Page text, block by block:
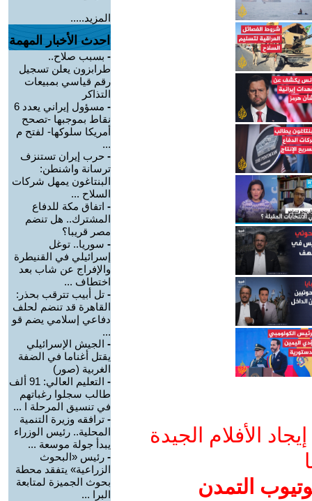
الأفلام الجيدة
التمدن
المزيد.....
احدث الأخبار المهمة
- بسبب صلاح..
طرابزون يعلن تسجيل
رقم قياسي بمبيعات
التذاكر
-
مسؤول إيراني يعدد 6
نقاط بموجبها -تصحح
أمريكا سلوكها- لفتح م
...
- حرب إيران تستنزف
ترسانة واشنطن:
البنتاغون يمهل شركات
السلاح ...
- اتفاق مكة للدفاع
المشترك.. هل تنضم
مصر قريبا؟
- سوريا.. توغل
إسرائيلي في القنيطرة
والإفراج عن شاب بعد
اختطاف ...
- تل أبيب تترقب بحذر:
القاهرة قد تنضم لحلف
دفاعي إسلامي يضم قو
...
- الجيش الإسرائيلي
يقتل أغناما في الضفة
الغربية (صور)
-
التعليم العالي: 91 ألف
طالب سجلوا رغباتهم
في تنسيق المرحلة ا ...
- ترافقه وزيرة التنمية
المحلية.. رئيس الوزراء
يبدأ جولة موسعة ...
- رئيس «البحوث
الزراعية» يتفقد محطة
بحوث الجميزة لمتابعة
البرا ...